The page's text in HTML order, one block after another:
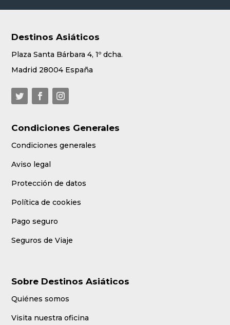
Destinos Asiáticos
Plaza Santa Bárbara 4, 1º dcha.
Madrid 28004 España
Condiciones Generales
Condiciones generales
Aviso legal
Protección de datos
Política de cookies
Pago seguro
Seguros de Viaje
Sobre Destinos Asiáticos
Quiénes somos
Visita nuestra oficina